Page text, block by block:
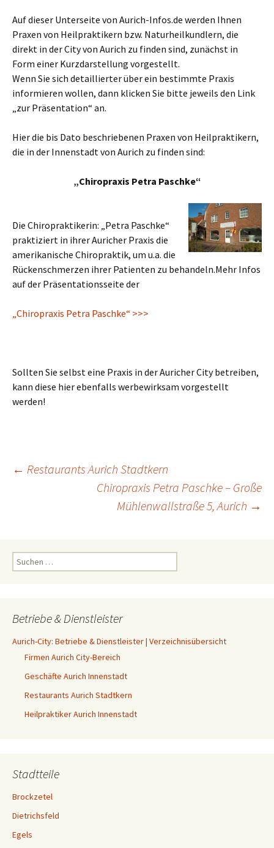
Auf dieser Unterseite von Aurich-Infos.de werden Ihnen
Praxen von Heilpraktikern bzw. Naturheilkundlern, die
direkt in der City von Aurich zu finden sind, zunächst in
Form einer Kurzdarstellung vorgestellt.
Wenn Sie sich detaillierter über ein bestimmte Praxis
informieren wollen, dann klicken Sie bitte jeweils den Link
„zur Präsentation“ an.
Hier die bis Dato beschriebenen Praxen von Heilpraktikern,
die in der Innenstadt von Aurich zu finden sind:
„Chiropraxis Petra Paschke“
Die Chiropraktikerin: „Petra Paschke“
praktiziert in ihrer Auricher Praxis die
amerikanische Chiropraktik, um u.a. die
Rückenschmerzen ihrer Patienten zu behandeln.Mehr Infos
auf der Präsentationsseite der
„Chiropraxis Petra Paschke“ >>>
Sollten Sie selbst eine Praxis in der Auricher City betreiben,
kann diese hier ebenfalls werbewirksam vorgestellt
werden!
Beitrags-
Navigation
← Restaurants Aurich Stadtkern
Chiropraxis Petra Paschke – Große
Mühlenwallstraße 5, Aurich →
Suchen
nach:
Betriebe & Dienstleister
Aurich-City: Betriebe & Dienstleister | Verzeichnisübersicht
Firmen Aurich City-Bereich
Geschäfte Aurich Innenstadt
Restaurants Aurich Stadtkern
Heilpraktiker Aurich Innenstadt
Stadtteile
Brockzetel
Dietrichsfeld
Egels